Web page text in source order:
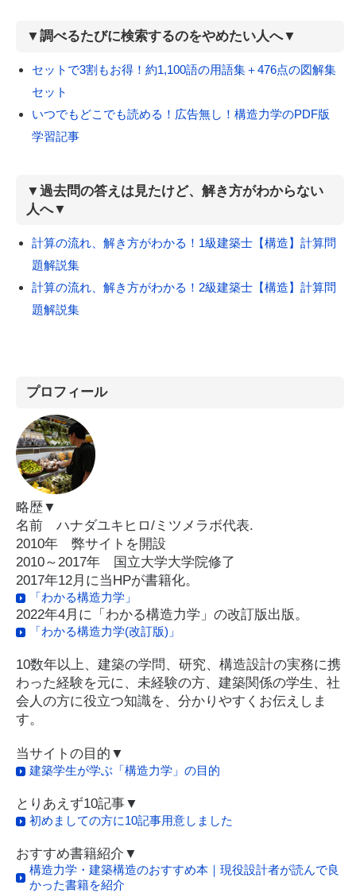
▼調べるたびに検索するのをやめたい人へ▼
セットで3割もお得！約1,100語の用語集＋476点の図解集
セット
いつでもどこでも読める！広告無し！構造力学のPDF版
学習記事
▼過去問の答えは見たけど、解き方がわからない
人へ▼
計算の流れ、解き方がわかる！1級建築士【構造】計算問
題解説集
計算の流れ、解き方がわかる！2級建築士【構造】計算問
題解説集
プロフィール
略歴▼
名前 ハナダユキヒロ/ミツメラボ代表.
2010年 弊サイトを開設
2010～2017年 国立大学大学院修了
2017年12月に当HPが書籍化。
「わかる構造力学」
2022年4月に「わかる構造力学」の改訂版出版。
「わかる構造力学(改訂版)」
10数年以上、建築の学問、研究、構造設計の実務に携
わった経験を元に、未経験の方、建築関係の学生、社
会人の方に役立つ知識を、分かりやすくお伝えしま
す。
当サイトの目的▼
建築学生が学ぶ「構造力学」の目的
とりあえず10記事▼
初めましての方に10記事用意しました
おすすめ書籍紹介▼
構造力学・建築構造のおすすめ本｜現役設計者が読んで良
かった書籍を紹介